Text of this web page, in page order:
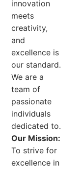
innovation
meets
creativity,
and
excellence is
our standard.
We are a
team of
passionate
individuals
dedicated to.
Our Mission:
To strive for
excellence in